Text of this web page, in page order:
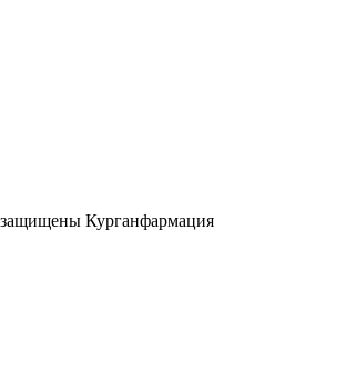
Курганфармация